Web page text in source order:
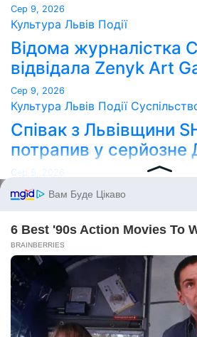
Сер 9, 2026
Культура Львів Події
Відома журналістка
відвідала Zenyk Art
Сер 9, 2026
Культура Львів Події
Співак з Львівщини
потрапив у серйозне
Сер 9, 2026
Point Lviv
Сайт працює на WordPress
Themeansar
Home